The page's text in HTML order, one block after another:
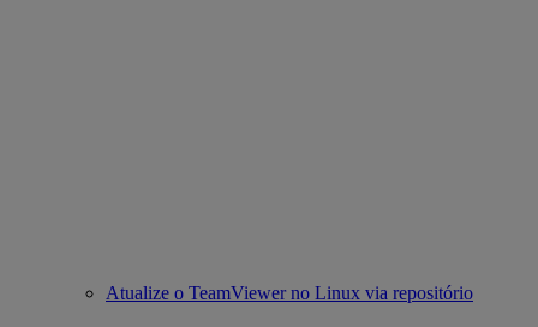
Atualize o TeamViewer no Linux via repositório